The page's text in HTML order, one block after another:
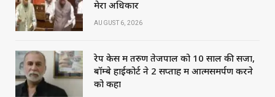
मेरा अधिकार
AUGUST 6, 2026
रेप केस में तरुण तेजपाल को 10 साल की सजा,
बॉम्बे हाईकोर्ट ने 2 सप्ताह में आत्मसमर्पण करने
को कहा